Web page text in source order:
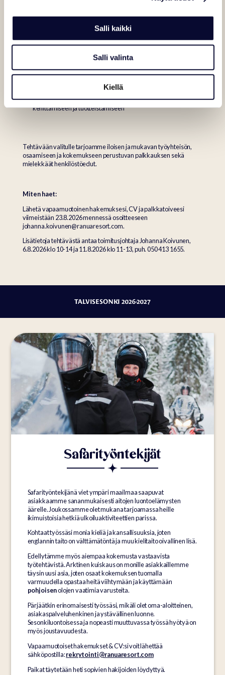
Salli kaikki
Salli valinta
Kiellä
matkailualan tuntemusta
matkanjärjestäjäyhteistyöstä
erinomaisia yhteistyö- ja vuorovaikutustaitoja
sosiaalisen median ja muun verkkoviestinnän taitoja sekä
osaamista eri myyntikanavista
taitoa
oma-aloitteista, järjestelmällistä ja ratkaisukeskeistä
hyviä verkostoitumistaitoja sekä kiinnostusta palveluiden
kehittämiseen ja tuotteistamiseen
Tehtävään valitulle tarjoamme iloisen ja mukavan työyhteisön,
osaamiseen ja kokemukseen perustuvan palkkauksen sekä
mielekkäät henkilöstöedut.
Miten haet:
Lähetä vapaamuotoinen hakemuksesi, CV ja palkkatoiveesi
viimeistään 23.8.2026 mennessä osoitteeseen
johanna.koivunen@ranuaresort.com.
Lisätietoja tehtävästä antaa toimitusjohtaja Johanna Koivunen,
6.8.2026 klo 10-14 ja 11.8.2026 klo 11-13, puh. 050 413 1655.
TALVISESONKI 2026-2027
Safarityöntekijät
Safarityöntekijänä viet ympäri maailmaa saapuvat
asiakkaamme sananmukaisesti aitojen luontoelämysten
äärelle. Joukossamme olet mukana tarjoamassa heille
ikimuistoisia hetkiä ulkoiluaktiviteettien parissa.
Kohtaat työssäsi monia kieliä ja kansallisuuksia, joten
englannin taito on välttämätöntä ja muu kielitaito oivallinen lisä.
Edellytämme myös aiempaa kokemusta vastaavista
työtehtävistä. Arktinen kuiskaus on monille asiakkaillemme
täysin uusi asia, joten osaat kokemuksen tuomalla
varmuudella opastaa heitä viihtymään ja käyttämään
pohjoisenolojen vaatimia varusteita.
Pärjäätkin erinomaisesti työssäsi, mikäli olet oma-aloitteinen,
asiakaspalveluhenkinen ja ystävällinen luonne.
Sesonkiluontoisessa ja nopeasti muuttuvassa työssä hyötyä on
myös joustavuudesta.
Vapaamuotoiset hakemukset & CV:si voit lähettää
sähköpostilla:rekrytointi@ranuaresort.com
Paikat täytetään heti sopivien hakijoiden löydyttyä.